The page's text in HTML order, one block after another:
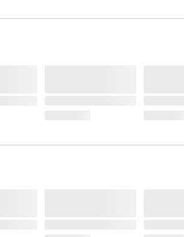
トレスを感じるような反応がある場合はただち
中国